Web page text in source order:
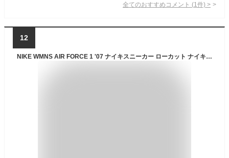
全てのおすすめコメント (1 件) >
12
NIKE WMNS AIR FORCE 1 '07 ナイキスニーカー ローカット ナイキ ウィメンズ エア フォース 1 '07 WHITE/WHITE ホワイト 白 定番モデル DD8959-100